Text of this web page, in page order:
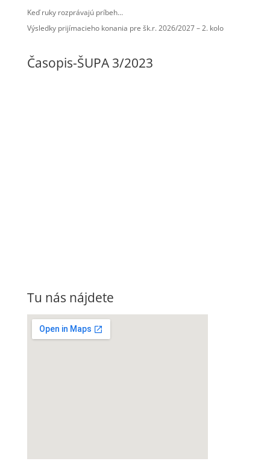
Keď ruky rozprávajú príbeh…
Výsledky prijímacieho konania pre šk.r. 2026/2027 – 2. kolo
Časopis-ŠUPA 3/2023
Tu nás nájdete